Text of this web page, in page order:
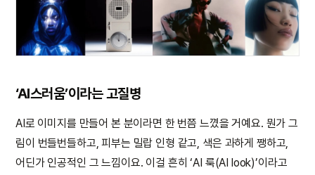
‘AI스러움’이라는 고질병
AI로 이미지를 만들어 본 분이라면 한 번쯤 느꼈을 거예요. 뭔가 그
림이 번들번들하고, 피부는 밀랍 인형 같고, 색은 과하게 쨍하고,
어딘가 인공적인 그 느낌이요. 이걸 흔히 ‘AI 룩(AI look)’이라고